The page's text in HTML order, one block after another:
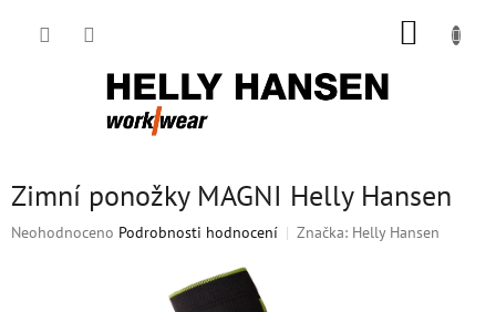
Zimní ponožky MAGNI Helly Hansen
Průměrné
Neohodnoceno Podrobnosti hodnocení Značka: Helly Hansen